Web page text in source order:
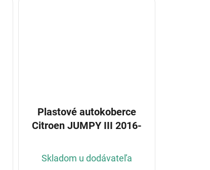
Plastové autokoberce
Citroen JUMPY III 2016-
Skladom u dodávateľa